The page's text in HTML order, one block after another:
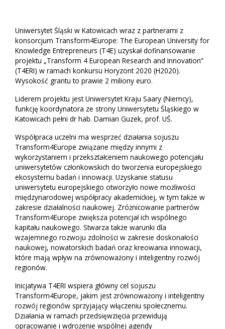
Uniwersytet Śląski w Katowicach wraz z partnerami z
konsorcjum Transform4Europe: The European University for
Knowledge Entrepreneurs (T4E) uzyskał dofinansowanie
projektu „Transform 4 European Research and Innovation”
(T4ERI) w ramach konkursu Horyzont 2020 (H2020).
Wysokość grantu to prawie 2 miliony euro.
Liderem projektu jest Uniwersytet Kraju Saary (Niemcy),
funkcję koordynatora ze strony Uniwersytetu Śląskiego w
Katowicach pełni dr hab. Damian Guzek, prof. UŚ.
Współpraca uczelni ma wesprzeć działania sojuszu
Transform4Europe związane między innymi z
wykorzystaniem i przekształceniem naukowego potencjału
uniwersytetów członkowskich do tworzenia europejskiego
ekosystemu badań i innowacji. Uzyskanie statusu
uniwersytetu europejskiego otworzyło nowe możliwości
międzynarodowej współpracy akademickiej, w tym także w
zakresie działalności naukowej. Zróżnicowanie partnerów
Transform4Europe zwiększa potencjał ich wspólnego
kapitału naukowego. Stwarza także warunki dla
wzajemnego rozwoju zdolności w zakresie doskonałości
naukowej, nowatorskich badań oraz kreowania innowacji,
które mają wpływ na zrównoważony i inteligentny rozwój
regionów.
Inicjatywa T4ERI wspiera główny cel sojuszu
Transform4Europe, jakim jest zrównoważony i inteligentny
rozwój regionów sprzyjający włączeniu społecznemu.
Działania w ramach przedsięwzięcia przewidują
opracowanie i wdrożenie wspólnej agendy